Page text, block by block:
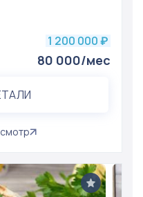
1 200 000 ₽
80 000/мес